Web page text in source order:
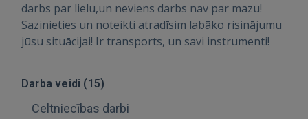
darbs par lielu,un neviens darbs nav par mazu!
Sazinieties un noteikti atradīsim labāko risinājumu
jūsu situācijai! Ir transports, un savi instrumenti!
Darba veidi (15)
Celtniecības darbi